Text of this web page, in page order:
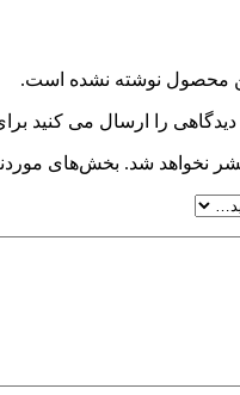
محصول نوشته نشده است.
را ارسال می کنید برای
نخواهد شد. بخش‌های